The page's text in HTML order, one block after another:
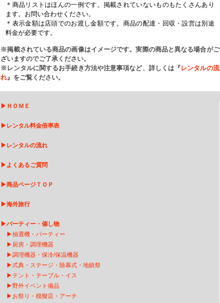
＊商品リストはほんの一例です。掲載されていないものもたくさんあり
ます。お問い合わせください。
＊表示金額は店頭でのお渡し金額です。商品の配達・回収・設営は別途
料金が必要です。
※掲載されている商品の画像はイメージです。実際の商品と異なる場合がご
ざいますのでご了承ください。
※レンタルに関するお手続き方法や注意事項など、詳しくは『 レンタルの流
れ 』をご覧ください。
▶ ＨＯＭＥ
▶レンタル料金倍率表
▶レンタルの流れ
▶ よくあるご質問
▶商品ページＴＯＰ
▶海外旅行
▶パーティー・催し物
▶抽選機・パーティー
▶ 厨房・調理機器
▶調理機器・保冷/保温機器
▶式典・ステージ・除幕式・地鎮祭
▶ テント・テーブル・イス
▶野外イベント備品
▶ お祭り・模擬店・アーチ